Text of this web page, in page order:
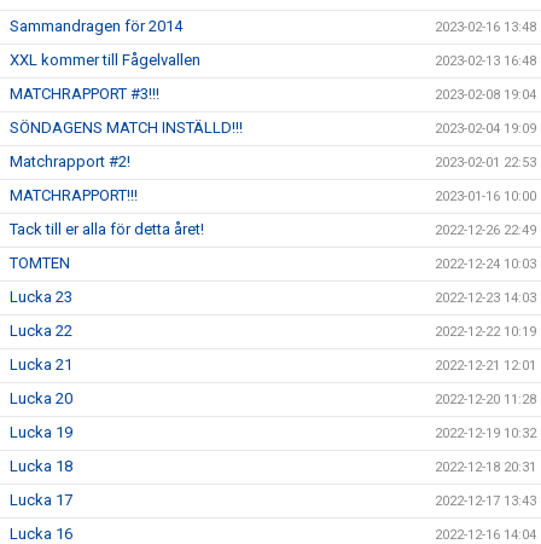
Sammandragen för 2014 2023-02-16 13:48
XXL kommer till Fågelvallen 2023-02-13 16:48
MATCHRAPPORT #3!!! 2023-02-08 19:04
SÖNDAGENS MATCH INSTÄLLD!!! 2023-02-04 19:09
Matchrapport #2! 2023-02-01 22:53
MATCHRAPPORT!!! 2023-01-16 10:00
Tack till er alla för detta året! 2022-12-26 22:49
TOMTEN 2022-12-24 10:03
Lucka 23 2022-12-23 14:03
Lucka 22 2022-12-22 10:19
Lucka 21 2022-12-21 12:01
Lucka 20 2022-12-20 11:28
Lucka 19 2022-12-19 10:32
Lucka 18 2022-12-18 20:31
Lucka 17 2022-12-17 13:43
Lucka 16 2022-12-16 14:04